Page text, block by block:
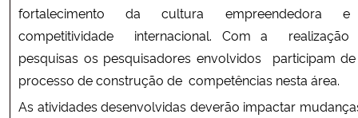
fortalecimento da cultura empreendedora
competitividade internacional. Com a realização
pesquisas os pesquisadores envolvidos participam
processo de construção de competências nesta área.
As atividades desenvolvidas deverão impactar